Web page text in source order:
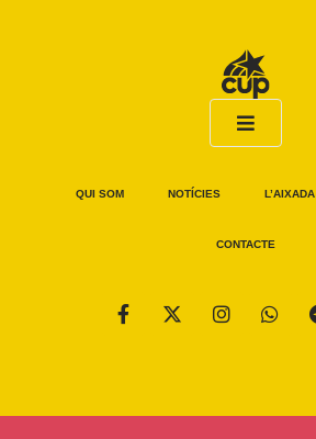
QUI SOM NOTÍCIES L’AIXADA
CONTACTE